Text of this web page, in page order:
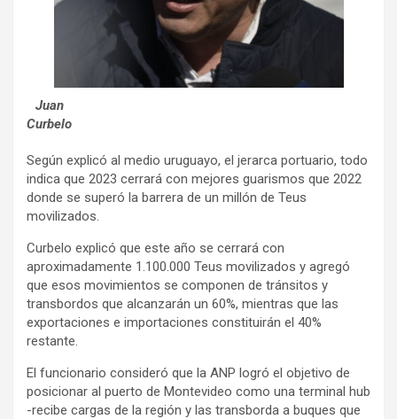
Juan
Curbelo
Según explicó al medio uruguayo, el jerarca portuario, todo
indica que 2023 cerrará con mejores guarismos que 2022
donde se superó la barrera de un millón de Teus
movilizados.
Curbelo explicó que este año se cerrará con
aproximadamente 1.100.000 Teus movilizados y agregó
que esos movimientos se componen de tránsitos y
transbordos que alcanzarán un 60%, mientras que las
exportaciones e importaciones constituirán el 40%
restante.
El funcionario consideró que la ANP logró el objetivo de
posicionar al puerto de Montevideo como una terminal hub
-recibe cargas de la región y las transborda a buques que